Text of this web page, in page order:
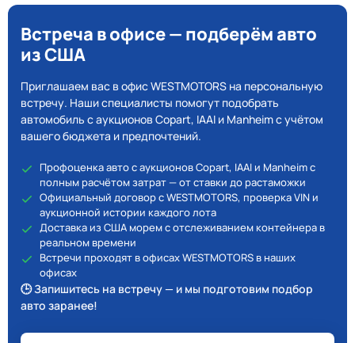
Встреча в офисе — подберём авто
из США
Приглашаем вас в офис WESTMOTORS на персональную
встречу. Наши специалисты помогут подобрать
автомобиль с аукционов Copart, IAAI и Manheim с учётом
вашего бюджета и предпочтений.
Профоценка авто с аукционов Copart, IAAI и Manheim с
полным расчётом затрат — от ставки до растаможки
Официальный договор с WESTMOTORS, проверка VIN и
аукционной истории каждого лота
Доставка из США морем с отслеживанием контейнера в
реальном времени
Встречи проходят в офисах WESTMOTORS в наших
офисах
🕒 Запишитесь на встречу — и мы подготовим подбор
авто заранее!